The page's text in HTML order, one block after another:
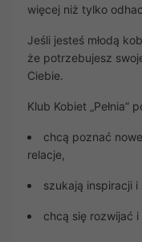
więcej niż tylko
Jeśli jesteś młodą
że potrzebujesz
Ciebie.
Klub Kobiet
chcą poznać
relacje,
szukają inspiracji i
chcą się rozwijać